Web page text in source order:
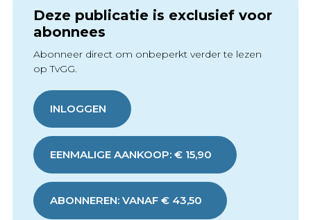
Deze publicatie is exclusief voor
abonnees
Abonneer direct om onbeperkt verder te lezen
op TvGG.
INLOGGEN
EENMALIGE AANKOOP: € 15,90
ABONNEREN: VANAF € 43,50